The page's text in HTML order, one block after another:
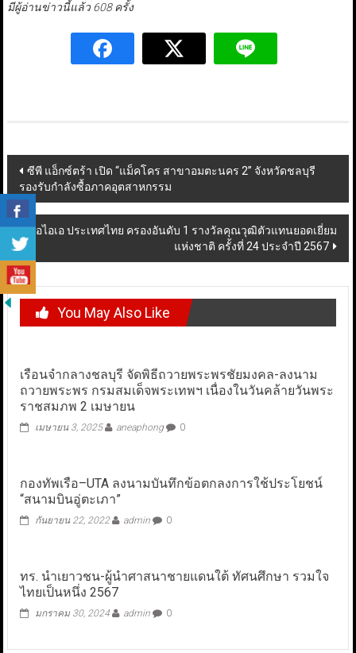
มีผู้อ่านข่าวนี้แล้ว 608 ครั้ง
Post
navigation
ซีพี แอ็กซ์ตร้า เปิด “แม็คโคร สาขาอมตะนคร 2” จังหวัดชลบุรี
รองรับกำลังซื้อภาคอุตสาหกรรม
เอไอเอ ประเทศไทย ครองอันดับ 1 รางวัลคุณวุฒิตัวแทนยอดเยี่ยม
แห่งชาติ ครั้งที่ 24 ประจำปี 2567
You May Also Like
เรือนจำกลางชลบุรี จัดพิธีถวายพระพรชัยมงคล-ลงนาม
ถวายพระพร กรมสมเด็จพระเทพฯ เนื่องในวันคล้ายวันพระ
ราชสมภพ 2 เมษายน
เมษายน 3, 2025 aneaphong 0
กองทัพเรือ–UTA ลงนามบันทึกข้อตกลงการใช้ประโยชน์
“สนามบินอู่ตะเภา”
กันยายน 22, 2022 admin 0
ทร. นำเยาวชน-ผู้นำศาสนาชายแดนใต้ ทัศนศึกษา รวมใจ
ไทยเป็นหนึ่ง 2567
มกราคม 30, 2024 admin 0